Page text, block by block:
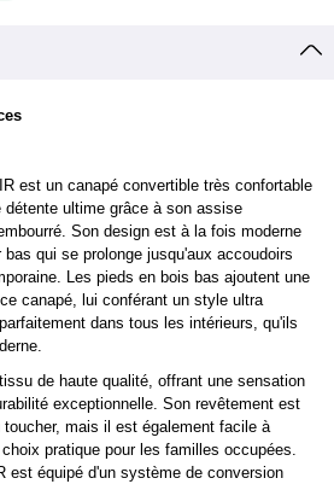
est un canapé convertible très confortable
détente ultime grâce à son assise
Son design est à la fois moderne
qui se prolonge jusqu'aux accoudoirs
Les pieds en bois bas ajoutent une
canapé, lui conférant un style ultra
dans tous les intérieurs, qu'ils
de haute qualité, offrant une sensation
exceptionnelle. Son revêtement est
mais il est également facile à
pratique pour les familles occupées.
est équipé d'un système de conversion